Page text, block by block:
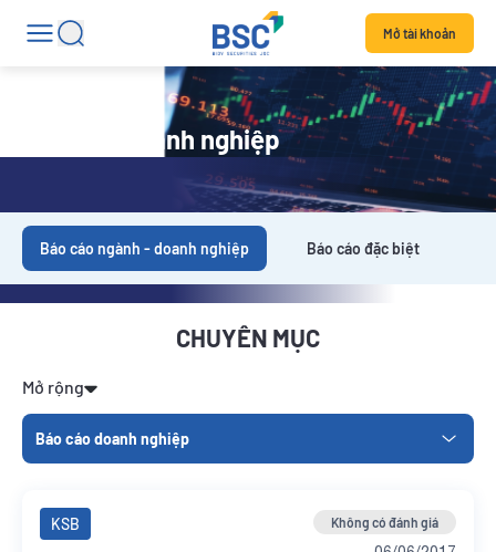
Mở tài khoản
Báo cáo doanh nghiệp
Báo cáo ngành - doanh nghiệp Báo cáo đặc biệt
CHUYÊN MỤC
Mở rộng
Báo cáo doanh nghiệp
KSB Không có đánh giá